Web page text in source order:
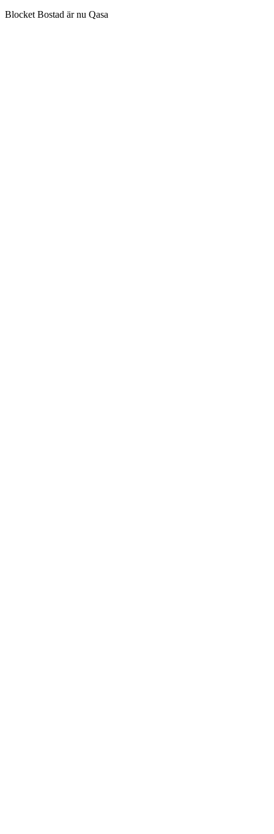
Blocket Bostad är nu Qasa